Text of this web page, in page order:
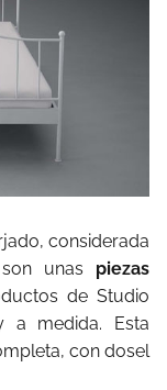
considerada
unas piezas
de Studio
a medida. Esta
con dosel